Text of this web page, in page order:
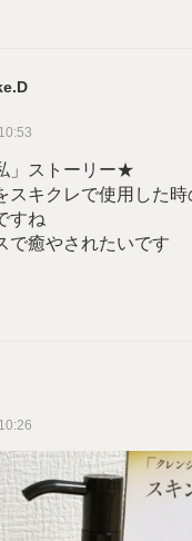
」ストーリー★
スキクレで使用した時
すね
で癒やされたいです